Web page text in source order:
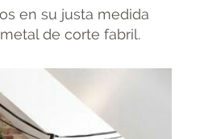
en su justa medida
de corte fabril.